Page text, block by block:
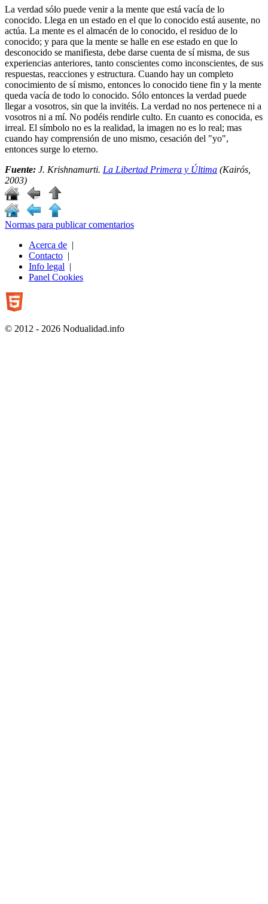
La verdad sólo puede venir a la mente que está vacía de lo
conocido. Llega en un estado en el que lo conocido está ausente, no
actúa. La mente es el almacén de lo conocido, el residuo de lo
conocido; y para que la mente se halle en ese estado en que lo
desconocido se manifiesta, debe darse cuenta de sí misma, de sus
experiencias anteriores, tanto conscientes como inconscientes, de sus
respuestas, reacciones y estructura. Cuando hay un completo
conocimiento de sí mismo, entonces lo conocido tiene fin y la mente
queda vacía de todo lo conocido. Sólo entonces la verdad puede
llegar a vosotros, sin que la invitéis. La verdad no nos pertenece ni a
vosotros ni a mí. No podéis rendirle culto. En cuanto es conocida, es
irreal. El símbolo no es la realidad, la imagen no es lo real; mas
cuando hay comprensión de uno mismo, cesación del "yo",
entonces surge lo eterno.
Fuente: J. Krishnamurti. La Libertad Primera y Última (Kairós,
2003)
Normas para publicar comentarios
Acerca de |
Contacto |
Info legal |
Panel Cookies
© 2012 - 2026 Nodualidad.info